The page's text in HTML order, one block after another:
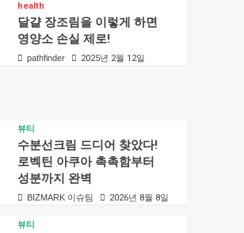
health
달걀 장조림을 이렇게 하면
영양소 손실 제로!
pathfinder 2025년 2월 12일
뷰티
수분선크림 드디어 찾았다!
로벡틴 아쿠아 촉촉함부터
성분까지 완벽
BIZMARK 이슈팀 2026년 8월 8일
뷰티